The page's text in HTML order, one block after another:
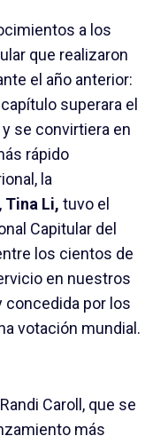
a los
que realizaron
el año anterior:
superara el
se convirtiera en
rápido
la
Tina Li, tuvo el
Capitular del
los cientos de
en nuestros
concedida por los
votación mundial.
Caroll, que se
más